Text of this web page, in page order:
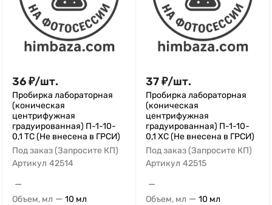
36₽/шт.
Пробирка лабораторная
(коническая
центрифужная
градуированная) П-1-10-
0,1 ТС (Не внесена в ГРСИ)
Под заказ (Запросите КП)
Артикул 42514
—
Объем, мл — 10 мл
37₽/шт.
Пробирка лабораторная
(коническая
центрифужная
градуированная) П-1-10-
0,1 ХС (Не внесена в ГРСИ)
Под заказ (Запросите КП)
Артикул 42515
—
Объем, мл — 10 мл